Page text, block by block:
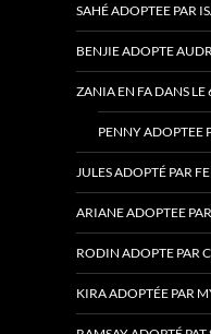
SAHÉ ADOPTEE PAR
BENJIE ADOPTE
ZANIA EN FA DANS LE
PENNY ADOPTEE
JULES ADOPTÉ PAR
ARIANE ADOPTEE
RODIN ADOPTE PAR
KIRA ADOPTÉE PAR